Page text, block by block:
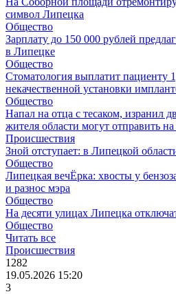
символ Липецка
Общество
Зарплату до 150 000 рублей
в Липецке
Общество
Стоматология выплатит пациенту
некачественной установки
Общество
Напал на отца с тесаком, изранил
жителя области могут отправить
Происшествия
Зной отступает: в Липецкой
Общество
Липецкая вечЁрка: хвосты у
и разнос мэра
Общество
На десяти улицах Липецка
Общество
Читать все
Происшествия
1282
19.05.2026 15:20
3